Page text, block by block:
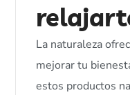
La naturaleza
mejorar tu
estos productos